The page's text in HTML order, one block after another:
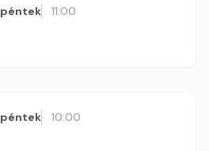
péntek 11:00
péntek 10:00